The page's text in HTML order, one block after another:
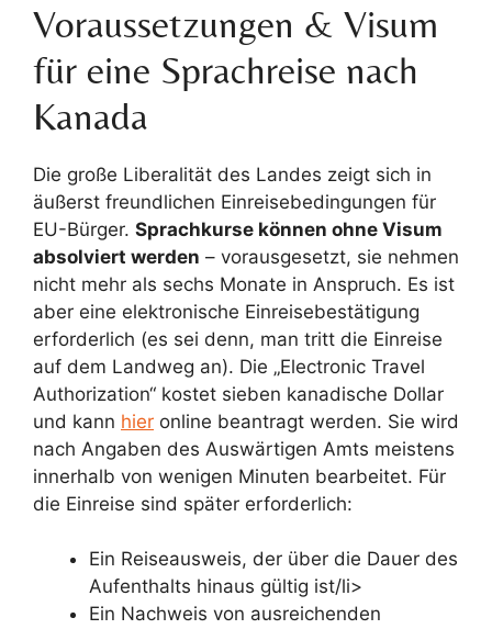
Voraussetzungen & Visum
für eine Sprachreise nach
Kanada
Die große Liberalität des Landes zeigt sich in
äußerst freundlichen Einreisebedingungen für
EU-Bürger. Sprachkurse können ohne Visum
absolviert werden – vorausgesetzt, sie nehmen
nicht mehr als sechs Monate in Anspruch. Es ist
aber eine elektronische Einreisebestätigung
erforderlich (es sei denn, man tritt die Einreise
auf dem Landweg an). Die „Electronic Travel
Authorization“ kostet sieben kanadische Dollar
und kann hier online beantragt werden. Sie wird
nach Angaben des Auswärtigen Amts meistens
innerhalb von wenigen Minuten bearbeitet. Für
die Einreise sind später erforderlich:
Ein Reiseausweis, der über die Dauer des
Aufenthalts hinaus gültig ist/li>
Ein Nachweis von ausreichenden